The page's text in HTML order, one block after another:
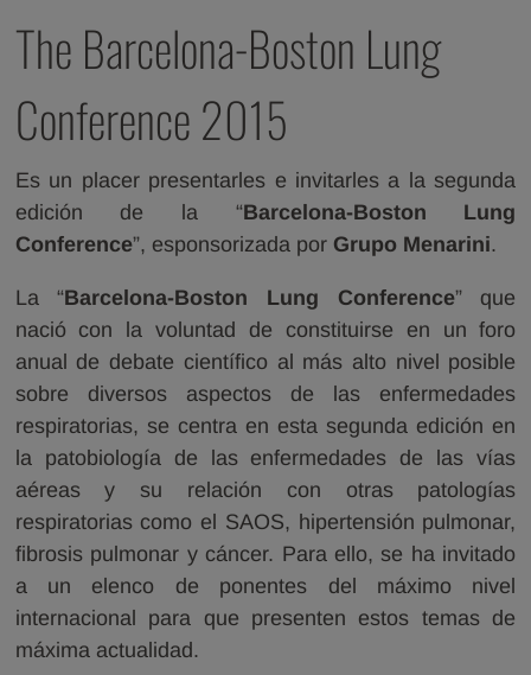
The Barcelona-Boston Lung
Conference 2015
Es un placer presentarles e invitarles a la segunda
edición de la “Barcelona-Boston Lung
Conference”, esponsorizada por Grupo Menarini.
La “Barcelona-Boston Lung Conference” que
nació con la voluntad de constituirse en un foro
anual de debate científico al más alto nivel posible
sobre diversos aspectos de las enfermedades
respiratorias, se centra en esta segunda edición en
la patobiología de las enfermedades de las vías
aéreas y su relación con otras patologías
respiratorias como el SAOS, hipertensión pulmonar,
fibrosis pulmonar y cáncer. Para ello, se ha invitado
a un elenco de ponentes del máximo nivel
internacional para que presenten estos temas de
máxima actualidad.